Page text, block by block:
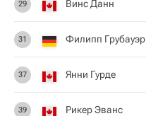
29 Винс Данн
31 Филипп Грубауэр
37 Янни Гурде
39 Рикер Эванс